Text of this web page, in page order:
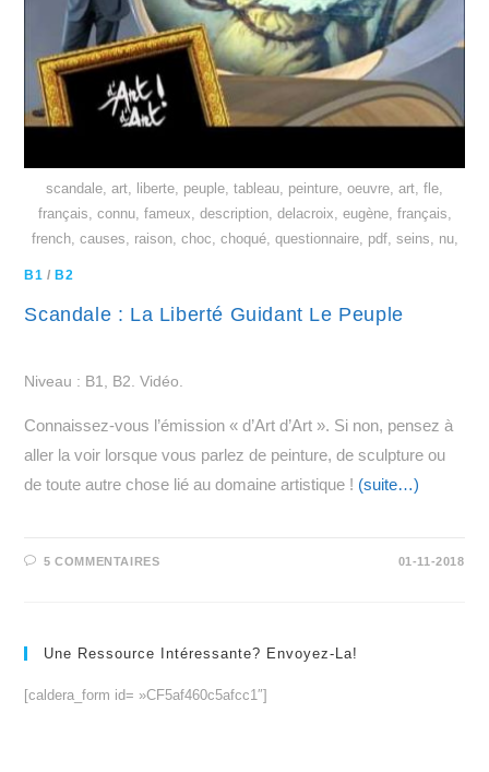
scandale, art, liberte, peuple, tableau, peinture, oeuvre, art, fle,
français, connu, fameux, description, delacroix, eugène, français,
french, causes, raison, choc, choqué, questionnaire, pdf, seins, nu,
B1 /B2
Scandale : La Liberté Guidant Le Peuple
Niveau : B1, B2. Vidéo.
Connaissez-vous l’émission « d’Art d’Art ». Si non, pensez à
aller la voir lorsque vous parlez de peinture, de sculpture ou
de toute autre chose lié au domaine artistique ! (suite…)
5 COMMENTAIRES 01-11-2018
Une Ressource Intéressante? Envoyez-La!
[caldera_form id= »CF5af460c5afcc1″]